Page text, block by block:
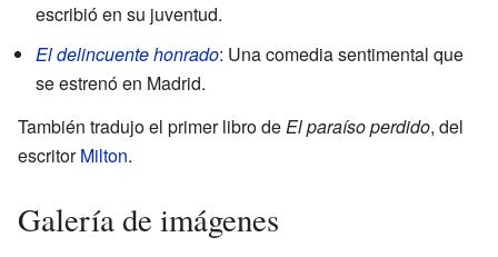
escribió en su juventud.
El delincuente honrado: Una comedia sentimental que
se estrenó en Madrid.
También tradujo el primer libro deEl paraíso perdido, del
escritorMilton.
Galería de imágenes